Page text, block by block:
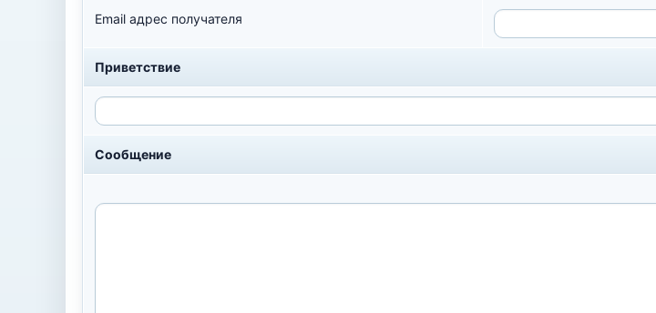
Email адрес получателя
Приветствие
Сообщение